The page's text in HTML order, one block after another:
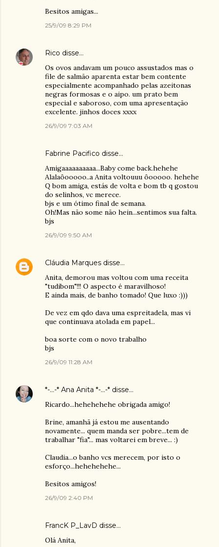
Besitos amigas...
25/9/09 8:29 PM
Rico disse…
Os ovos andavam um pouco assustados mas o
file de salmão aparenta estar bem contente
especialmente acompanhado pelas azeitonas
negras formosas e o aipo. um prato bem
especial e saboroso, com uma apresentação
excelente. jinhos doces xxxx
26/9/09 7:03 AM
Fabrine Pacifico disse…
Amigaaaaaaaaaa...Baby come back.hehehe
Alalaôooooo..a Anita voltouuu ôooooo. hehehe
Q bom amiga, estás de volta e bom tb q gostou
do selinhos, vc merece.
bjs e um ótimo final de semana.
Oh!Mas não some não hein...sentimos sua falta.
bjs
26/9/09 9:50 AM
Cláudia Marques disse…
Anita, demorou mas voltou com uma receita
"tudibom"!!! O aspecto é maravilhoso!
E ainda mais, de banho tomado! Que luxo :)))
De vez em qdo dava uma espreitadela, mas vi
que continuava atolada em papel...
boa sorte com o novo trabalho
bjs
26/9/09 11:28 AM
*-...-* Ana Anita *-...-* disse…
Ricardo...hehehehehe obrigada amigo!
Brine, amanhã já estou me ausentando
novamente... quem manda ser pobre...tem de
trabalhar "fia"... mas voltarei em breve... :)
Claudia...o banho vcs merecem, por isto o
esforço...hehehehehe...
Besitos amigos!
26/9/09 2:40 PM
FrancK P_LavD disse…
Olá Anita,